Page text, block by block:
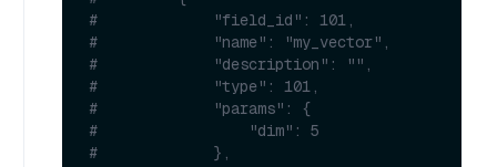
#             "field_id": 101,
#             "name": "my_vector",
#             "description": "",
#             "type": 101,
#             "params": {
#                 "dim": 5
#             },